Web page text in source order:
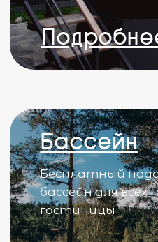
поездка на квадроциклах по
Джиппинг